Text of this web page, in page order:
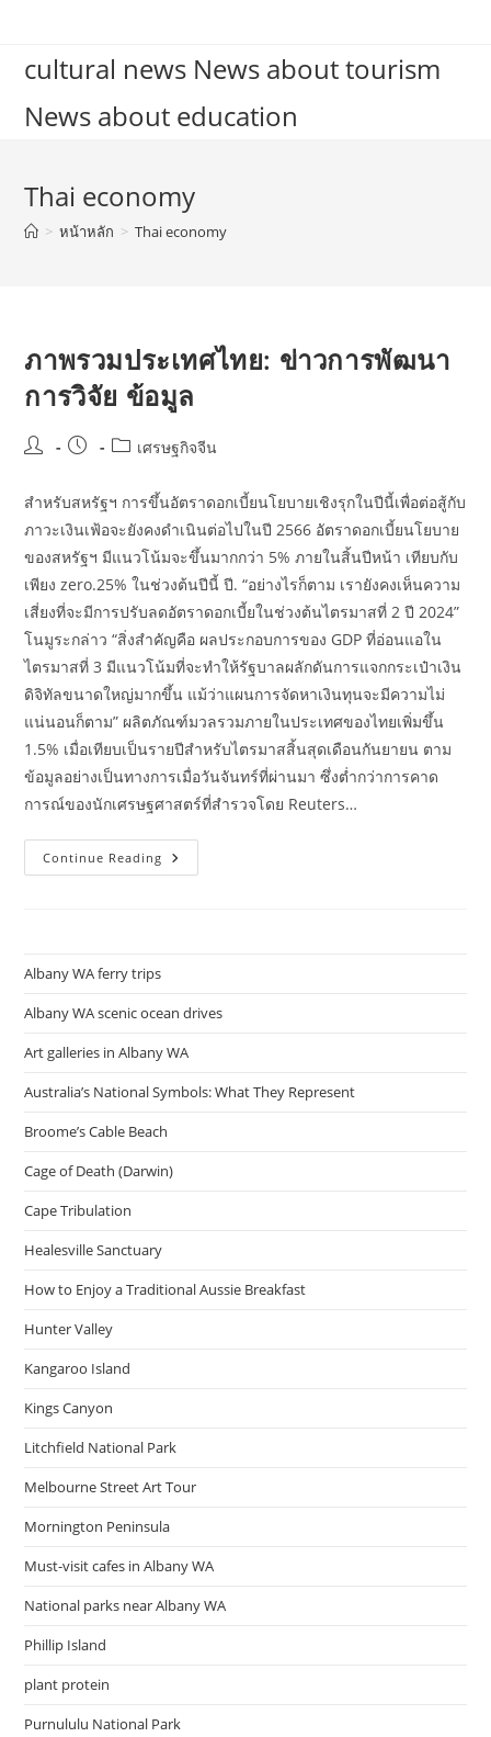
contentcultural news News about tourism
News about education
Thai economy
> หน้าหลัก > Thai economy
ภาพรวมประเทศไทย: ข่าวการพัฒนา
การวิจัย ข้อมูล
Post
Post
Postเศรษฐกิจจีน
สำหรับสหรัฐฯ การขึ้นอัตราดอกเบี้ยนโยบายเชิงรุกในปีนี้เพื่อต่อสู้กับ
ภาวะเงินเฟ้อจะยังคงดำเนินต่อไปในปี 2566 อัตราดอกเบี้ยนโยบาย
ของสหรัฐฯ มีแนวโน้มจะขึ้นมากกว่า 5% ภายในสิ้นปีหน้า เทียบกับ
เพียง zero.25% ในช่วงต้นปีนี้ ปี. “อย่างไรก็ตาม เรายังคงเห็นความ
เสี่ยงที่จะมีการปรับลดอัตราดอกเบี้ยในช่วงต้นไตรมาสที่ 2 ปี 2024”
โนมูระกล่าว “สิ่งสำคัญคือ ผลประกอบการของ GDP ที่อ่อนแอใน
ไตรมาสที่ 3 มีแนวโน้มที่จะทำให้รัฐบาลผลักดันการแจกกระเป๋าเงิน
ดิจิทัลขนาดใหญ่มากขึ้น แม้ว่าแผนการจัดหาเงินทุนจะมีความไม่
แน่นอนก็ตาม” ผลิตภัณฑ์มวลรวมภายในประเทศของไทยเพิ่มขึ้น
1.5% เมื่อเทียบเป็นรายปีสำหรับไตรมาสสิ้นสุดเดือนกันยายน ตาม
ข้อมูลอย่างเป็นทางการเมื่อวันจันทร์ที่ผ่านมา ซึ่งต่ำกว่าการคาด
การณ์ของนักเศรษฐศาสตร์ที่สำรวจโดย Reuters…
Continue Reading ภาพ
รวม
Albany WA ferry trips
Albany WA scenic ocean drives
Art galleries in Albany WA
Australia’s National Symbols: What They Represent
Broome’s Cable Beach
Cage of Death (Darwin)
Cape Tribulation
Healesville Sanctuary
How to Enjoy a Traditional Aussie Breakfast
Hunter Valley
Kangaroo Island
Kings Canyon
Litchfield National Park
Melbourne Street Art Tour
Mornington Peninsula
Must-visit cafes in Albany WA
National parks near Albany WA
Phillip Island
plant protein
Purnululu National Park